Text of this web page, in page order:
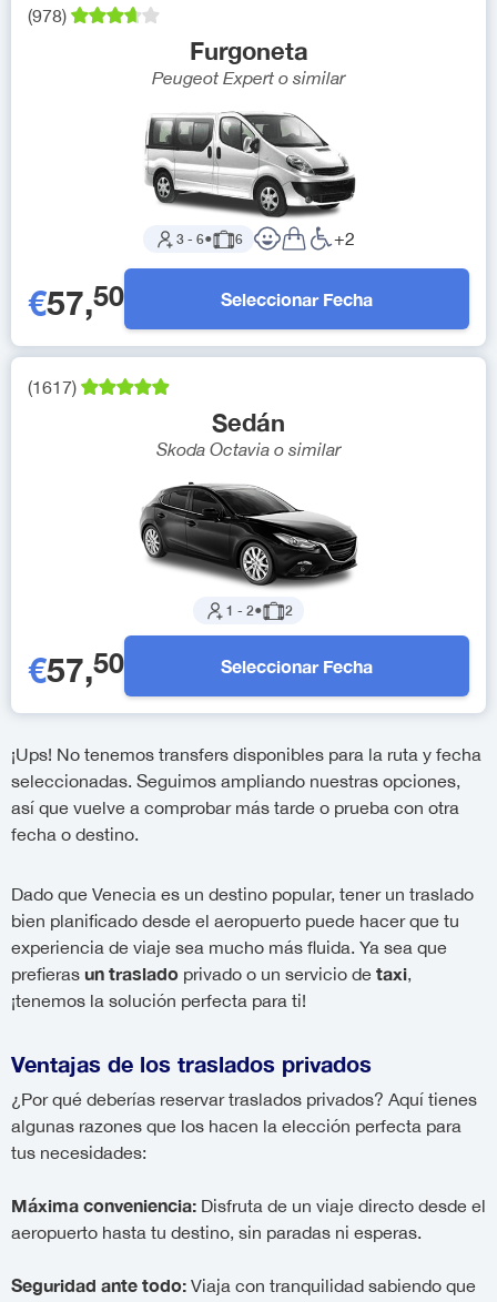
(978)
Furgoneta
Peugeot Expert o similar
3- 6● 6 +2
€57,50 Seleccionar Fecha
(1617)
Sedán
Skoda Octavia o similar
1 - 2● 2
€57,50 Seleccionar Fecha
¡Ups! No tenemos transfers disponibles para la ruta y fecha
seleccionadas. Seguimos ampliando nuestras opciones,
así que vuelve a comprobar más tarde o prueba con otra
fecha o destino.
Dado que Venecia es un destino popular, tener un traslado
bien planificado desde el aeropuerto puede hacer que tu
experiencia de viaje sea mucho más fluida. Ya sea que
prefieras un traslado privado o un servicio de taxi,
¡tenemos la solución perfecta para ti!
Ventajas de los traslados privados
¿Por qué deberías reservar traslados privados? Aquí tienes
algunas razones que los hacen la elección perfecta para
tus necesidades:
Máxima conveniencia: Disfruta de un viaje directo desde el
aeropuerto hasta tu destino, sin paradas ni esperas.
Seguridad ante todo: Viaja con tranquilidad sabiendo que